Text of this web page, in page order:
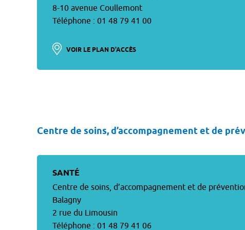
8-10 avenue Coullemont
Téléphone : 01 48 79 41 00
VOIR LE PLAN D'ACCÈS
Centre de soins, d’accompagnement et de
SANTÉ
Centre de soins, d’accompagnement et de
Balagny
2 rue du Limousin
Téléphone : 01 48 79 41 06